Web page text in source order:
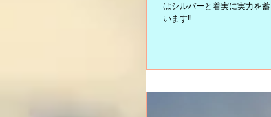
はシルバーと着実に実力を
います‼️